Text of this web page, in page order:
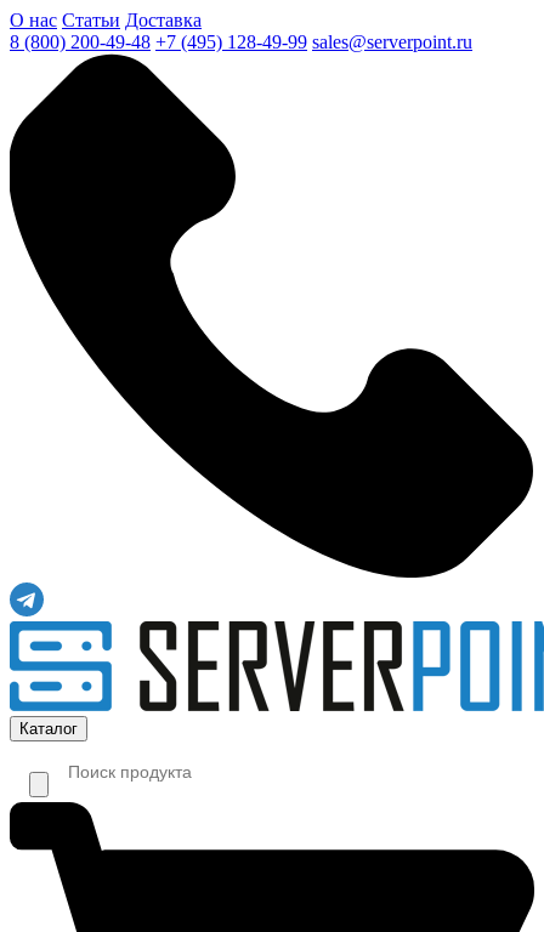
О нас Статьи Доставка
8 (800) 200-49-48 +7 (495) 128-49-99 sales@serverpoint.ru
Каталог